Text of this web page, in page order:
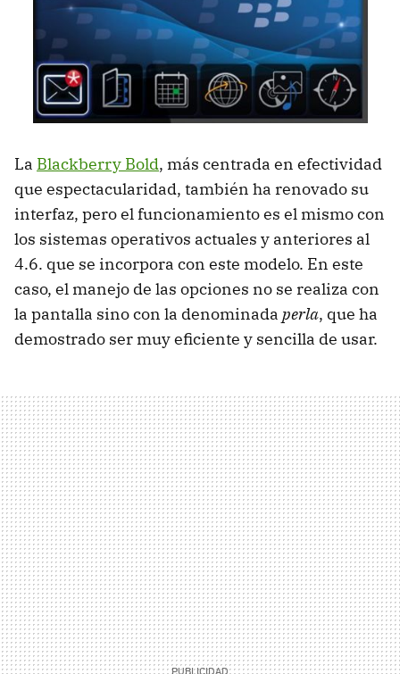
La Blackberry Bold, más centrada en efectividad
que espectacularidad, también ha renovado su
interfaz, pero el funcionamiento es el mismo con
los sistemas operativos actuales y anteriores al
4.6. que se incorpora con este modelo. En este
caso, el manejo de las opciones no se realiza con
la pantalla sino con la denominada perla, que ha
demostrado ser muy eficiente y sencilla de usar.